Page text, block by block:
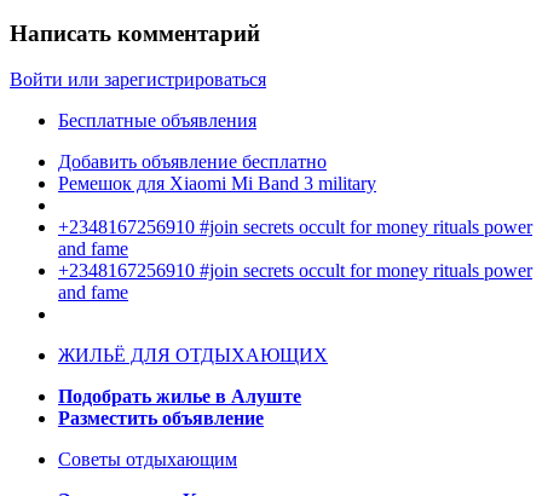
Написать комментарий
Войти или зарегистрироваться
Бесплатные объявления
Добавить объявление бесплатно
Ремешок для Xiaomi Mi Band 3 military
+2348167256910 #join secrets occult for money rituals power
and fame
+2348167256910 #join secrets occult for money rituals power
and fame
ЖИЛЬЁ ДЛЯ ОТДЫХАЮЩИХ
Подобрать жилье в Алуште
Разместить объявление
Советы отдыхающим